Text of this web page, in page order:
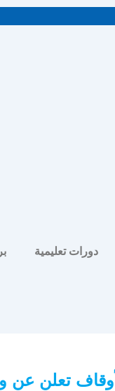
دورات تعليمية
تعلن